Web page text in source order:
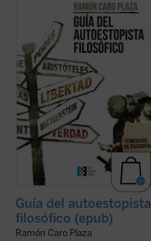
Explora este mundo, la realidad que te
rodea y la que te constituye. La obra que
tienes ahora en tus manos pretende
rastrear los enclaves principales en
compañía de los grandes pensadores.
Además, te ofrece herramientas para
localizar tu propio ...
Guía del autoestopista
filosófico (epub)
Ramón Caro Plaza